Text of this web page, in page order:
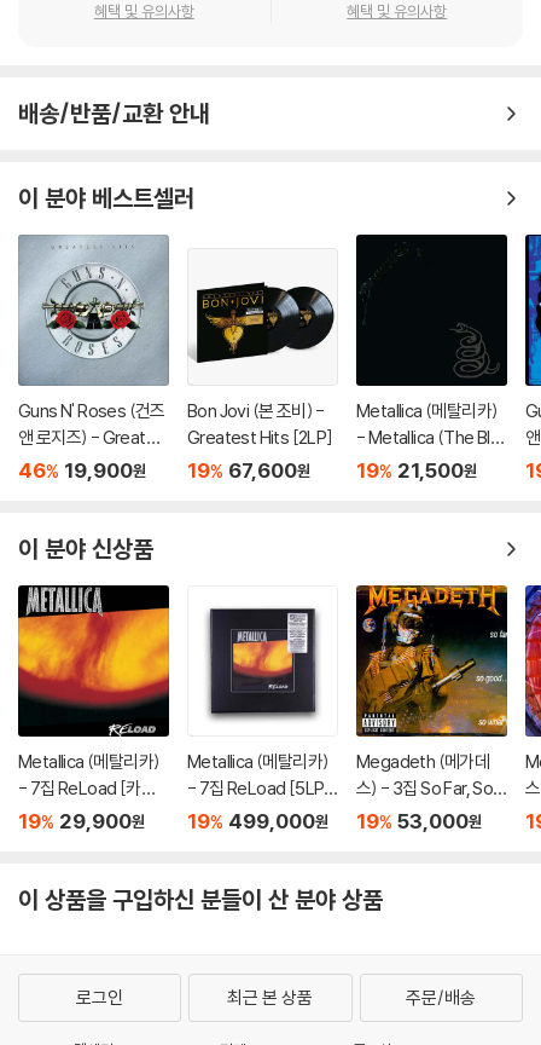
혜택 및 유의사항 혜택 및 유의사항
배송/반품/교환 안내
이 분야 베스트셀러
Guns N' Roses (건즈
앤 로지즈) - Greates
t Hits: Their Biggest
46% 19,900원
Bon Jovi (본 조비) -
Greatest Hits [2LP]
19% 67,600원
Metallica (메탈리카)
- Metallica (The Bla
ck Album)
19% 21,500원
이 분야 신상품
Metallica (메탈리카)
- 7집 ReLoad [카세
트테이프]
19% 29,900원
Metallica (메탈리카)
- 7집 ReLoad [5LP
+ 7인치 Vinyl + 15C
19% 499,000원
Megadeth (메가데
스) - 3집 So Far, So
Good, So What [LP]
19% 53,000원
이 상품을 구입하신 분들이 산 분야 상품
로그인 최근 본 상품 주문/배송